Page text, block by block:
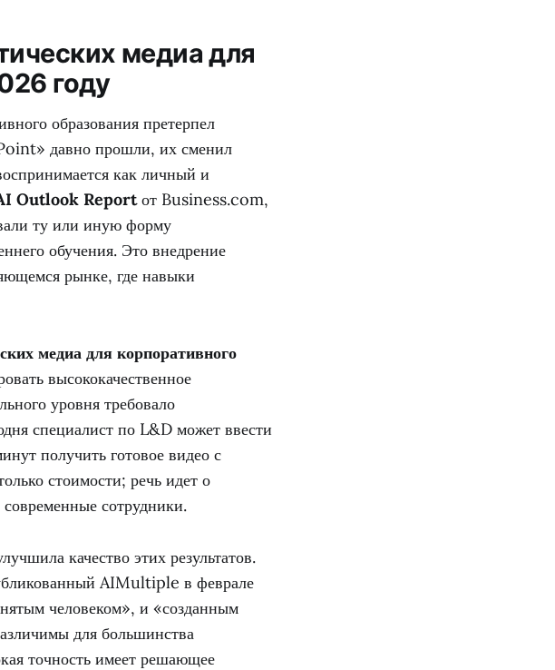
медиа для
году
образования претерпел
давно прошли, их сменил
как личный и
Outlook Reportот Business.com,
ту или иную форму
обучения. Это внедрение
рынке, где навыки
медиа для корпоративного
высококачественное
уровня требовало
специалист по L&D может ввести
получить готовое видео с
стоимости; речь идет о
сотрудники.
качество этих результатов.
AIMultiple в феврале
человеком», и «созданным
для большинства
точность имеет решающее